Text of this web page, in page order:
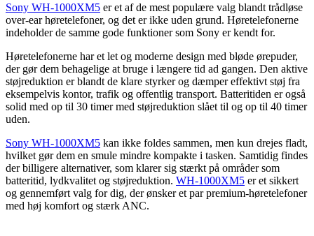
Sony WH-1000XM5 er et af de mest populære valg blandt trådløse
over-ear høretelefoner, og det er ikke uden grund. Høretelefonerne
indeholder de samme gode funktioner som Sony er kendt for.
Høretelefonerne har et let og moderne design med bløde ørepuder,
der gør dem behagelige at bruge i længere tid ad gangen. Den aktive
støjreduktion er blandt de klare styrker og dæmper effektivt støj fra
eksempelvis kontor, trafik og offentlig transport. Batteritiden er også
solid med op til 30 timer med støjreduktion slået til og op til 40 timer
uden.
Sony WH-1000XM5 kan ikke foldes sammen, men kun drejes fladt,
hvilket gør dem en smule mindre kompakte i tasken. Samtidig findes
der billigere alternativer, som klarer sig stærkt på områder som
batteritid, lydkvalitet og støjreduktion. WH-1000XM5 er et sikkert
og gennemført valg for dig, der ønsker et par premium-høretelefoner
med høj komfort og stærk ANC.